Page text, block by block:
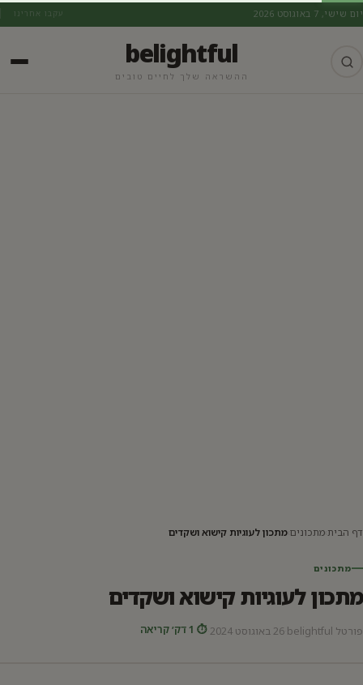
יום שישי, 7 באוגוסט 2026 עקבו אחרינו
belightful
ההשראה שלך לחיים טובים
דף הביתמתכוניםמתכון לעוגיות קישוא ושקדים
מתכונים
מתכון לעוגיות קישוא ושקדים
פורטל belightful 26 באוגוסט 2024 ⏱ 1 דק׳ קריאה